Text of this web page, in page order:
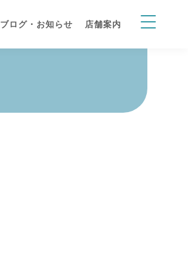
ブログ・お知らせ 店舗案内